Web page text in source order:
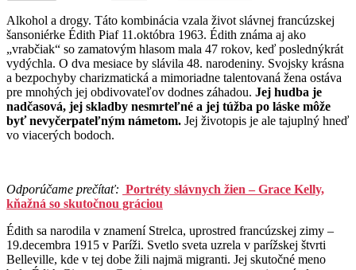
Alkohol a drogy. Táto kombinácia vzala život slávnej francúzskej
šansoniérke Édith Piaf 11.októbra 1963. Édith známa aj ako
„vrabčiak“ so zamatovým hlasom mala 47 rokov, keď poslednýkrát
vydýchla. O dva mesiace by slávila 48. narodeniny. Svojsky krásna
a bezpochyby charizmatická a mimoriadne talentovaná žena ostáva
pre mnohých jej obdivovateľov dodnes záhadou. Jej hudba je
nadčasová, jej skladby nesmrteľné a jej túžba po láske môže
byť nevyčerpateľným námetom. Jej životopis je ale tajuplný hneď
vo viacerých bodoch.
Odporúčame prečítať: Portréty slávnych žien – Grace Kelly,
kňažná so skutočnou gráciou
Édith sa narodila v znamení Strelca, uprostred francúzskej zimy –
19.decembra 1915 v Paríži. Svetlo sveta uzrela v parížskej štvrti
Belleville, kde v tej dobe žili najmä migranti. Jej skutočné meno